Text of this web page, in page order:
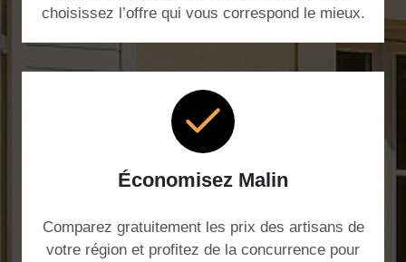
choisissez l’offre qui vous correspond le mieux.
Économisez Malin
Comparez gratuitement les prix des artisans de
votre région et profitez de la concurrence pour